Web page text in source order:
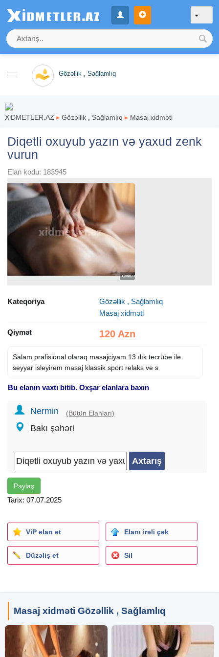
Gözəllik , Sağlamlıq
XiDMETLER.AZ ▸ Gözəllik , Sağlamlıq ▸ Masaj xidməti
Diqetli oxuyub yazın və yaxud zenk
vurun
Elan kodu: 183945
Kateqoriya
Gözəllik , Sağlamlıq
Masaj xidməti
Qiymət 120 Azn
Salam prafisional olaraq masajciyam 13 ılık tecrübe ile
seyyar isleyirem masaj klassik sport relaks ve s
Bu elanın vaxtı bitib. Oxşar elanlara baxın
Nermin (Bütün Elanları)
Bakı şəhəri
Paylaş
Tarix: 07.07.2025
ViP elan et Elanı irəli çək
Düzəliş et Sil
Masaj xidməti Gözəllik , Sağlamlıq